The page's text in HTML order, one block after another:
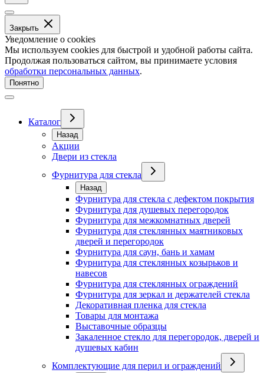
Закрыть
Уведомление о cookies
Мы используем cookies для быстрой и удобной работы сайта.
Продолжая пользоваться сайтом, вы принимаете условия
обработки персональных данных.
Понятно
Каталог
Назад
Акции
Двери из стекла
Фурнитура для стекла
Назад
Фурнитура для стекла с дефектом покрытия
Фурнитура для душевых перегородок
Фурнитура для межкомнатных дверей
Фурнитура для стеклянных маятниковых
дверей и перегородок
Фурнитура для саун, бань и хамам
Фурнитура для стеклянных козырьков и
навесов
Фурнитура для стеклянных ограждений
Фурнитура для зеркал и держателей стекла
Декоративная пленка для стекла
Товары для монтажа
Выставочные образцы
Закаленное стекло для перегородок, дверей и
душевых кабин
Комплектующие для перил и ограждений